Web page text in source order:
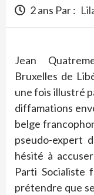
2 ans Par :
Jean
Bruxelles de
une fois illustré
diffamations
belge
pseudo-expert
hésité à
Parti Socialiste
prétendre que